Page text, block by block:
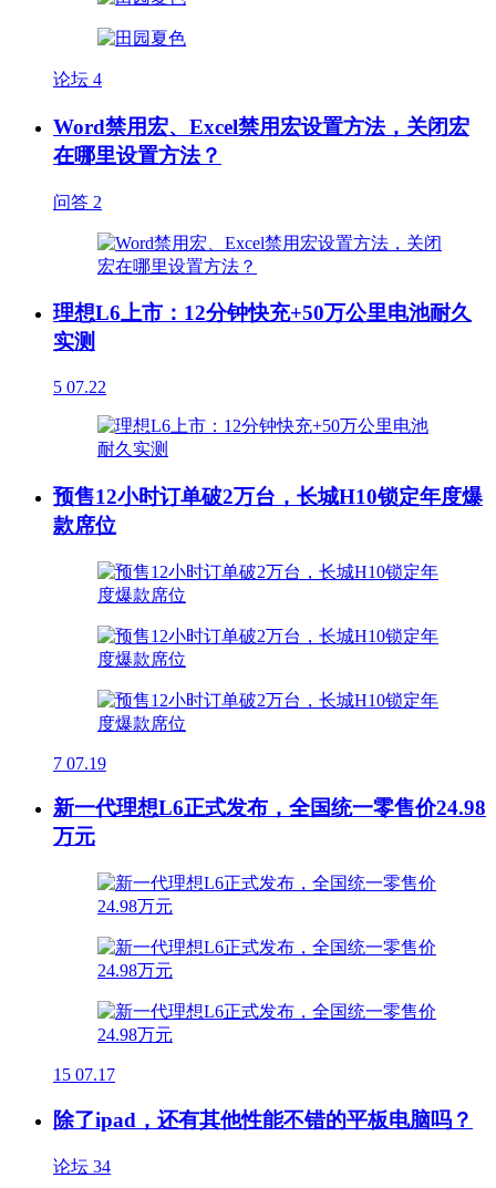
论坛 4
Word禁用宏、Excel禁用宏设置方法，关闭宏
在哪里设置方法？
问答 2
理想L6上市：12分钟快充+50万公里电池耐久
实测
5 07.22
预售12小时订单破2万台，长城H10锁定年度爆
款席位
7 07.19
新一代理想L6正式发布，全国统一零售价24.98
万元
15 07.17
除了ipad，还有其他性能不错的平板电脑吗？
论坛 34